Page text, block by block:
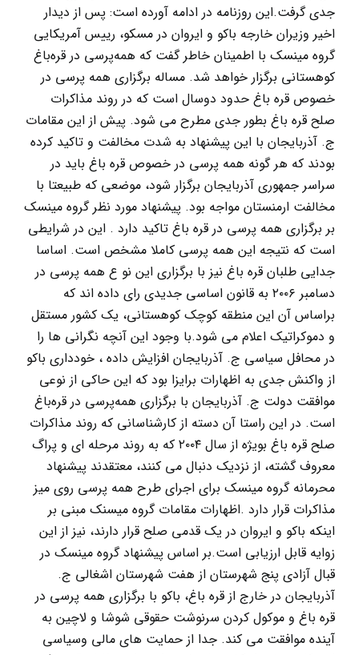
جدی گرفت.این روزنامه در ادامه آورده است: پس از دیدار
اخیر وزیران خارجه باکو و ایروان در مسکو، رییس آمریکایی
گروه مینسک با اطمینان خاطر گفت که همه‌پرسی در قره‌باغ
کوهستانی برگزار خواهد شد. مساله برگزاری همه پرسی در
خصوص قره باغ حدود دوسال است که در روند مذاکرات
صلح قره باغ بطور جدی مطرح می شود. پیش از این مقامات
ج. آذربایجان با این پیشنهاد به شدت مخالفت و تاکید کرده
بودند که هر گونه همه پرسی در خصوص قره باغ باید در
سراسر جمهوری آذربایجان برگزار شود، موضعی که طبیعتا با
مخالفت ارمنستان مواجه بود. پیشنهاد مورد نظر گروه مینسک
بر برگزاری همه پرسی در قره باغ تاکید دارد . این در شرایطی
است که نتیجه این همه پرسی کاملا مشخص است. اساسا
جدایی طلبان قره باغ نیز با برگزاری این نو ع همه پرسی در
دسامبر ۲۰۰۶ به قانون اساسی جدیدی رای داده اند که
براساس آن این منطقه کوچک کوهستانی، یک کشور مستقل
و دموکراتیک اعلام می شود.با وجود این آنچه نگرانی ها را
در محافل سیاسی ج. آذربایجان افزایش داده ، خودداری باکو
از واکنش جدی به اظهارات برایزا بود که این حاکی از نوعی
موافقت دولت ج. آذربایجان با برگزاری همه‌پرسی در قره‌باغ
است. در این راستا آن دسته از کارشناسانی که روند مذاکرات
صلح قره باغ بویژه از سال ۲۰۰۴ که به روند مرحله ای و پراگ
معروف گشته، از نزدیک دنبال می کنند، معتقدند پیشنهاد
محرمانه گروه مینسک برای اجرای طرح همه پرسی روی میز
مذاکرات قرار دارد .اظهارات مقامات گروه میسنک مبنی بر
اینکه باکو و ایروان در یک قدمی صلح قرار دارند، نیز از این
زوایه قابل ارزیابی است.بر اساس پیشنهاد گروه مینسک در
قبال آزادی پنج شهرستان از هفت شهرستان اشغالی ج.
آذربایجان در خارج از قره باغ، باکو با برگزاری همه پرسی در
قره باغ و موکول کردن سرنوشت حقوقی شوشا و لاچین به
آینده موافقت می کند. جدا از حمایت های مالی وسیاسی